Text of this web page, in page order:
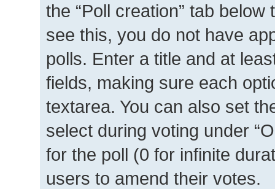
the “Poll creation” tab
see this, you do not have
polls. Enter a title and at
fields, making sure each
textarea. You can also set
select during voting under
for the poll (0 for infinite
users to amend their votes.